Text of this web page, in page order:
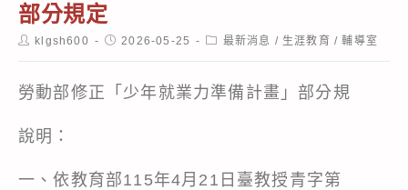
部分規定
Postklgsh600
Post2026-05-25
Post最新消息 / 生涯教育 / 輔導室
勞動部修正「少年就業力準備計畫」部分規
說明：
一、依教育部115年4月21日臺教授青字第